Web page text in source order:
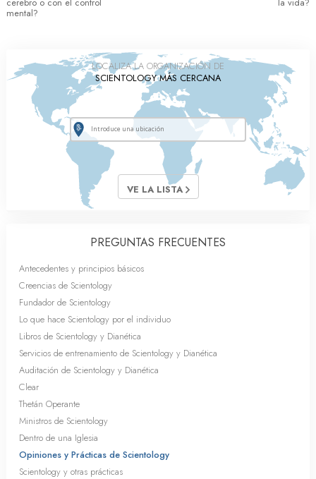
mental?
LOCALIZA LA ORGANIZACIÓN DE
SCIENTOLOGY MÁS CERCANA
VE LA LISTA
PREGUNTAS FRECUENTES
Antecedentes y principios básicos
Creencias de Scientology
Fundador de Scientology
Lo que hace Scientology por el individuo
Libros de Scientology y Dianética
Servicios de entrenamiento de Scientology y Dianética
Auditación de Scientology y Dianética
Clear
Thetán Operante
Ministros de Scientology
Dentro de una Iglesia
Opiniones y Prácticas de Scientology
Scientology y otras prácticas